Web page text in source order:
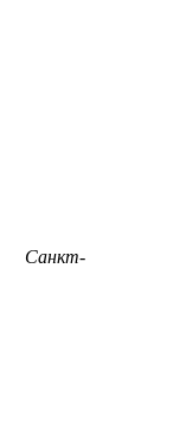
Санкт-